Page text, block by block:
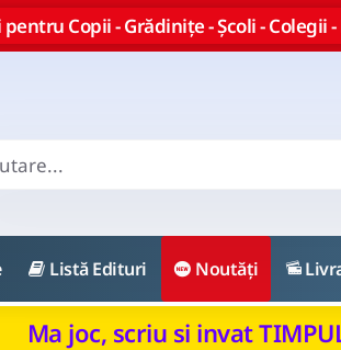
Copii - Grădinițe - Școli - Colegii -
Listă Edituri Noutăți
Ma joc, scriu si invat